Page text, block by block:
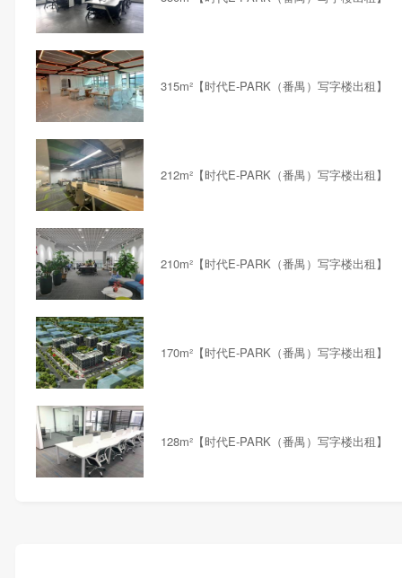
315m²【时代E-PARK（番禺）写字楼出租】
212m²【时代E-PARK（番禺）写字楼出租】
210m²【时代E-PARK（番禺）写字楼出租】
170m²【时代E-PARK（番禺）写字楼出租】
128m²【时代E-PARK（番禺）写字楼出租】